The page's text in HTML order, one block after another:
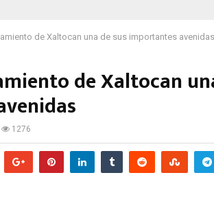
de Xaltocan una de sus importantes avenidas
de Xaltocan
1276